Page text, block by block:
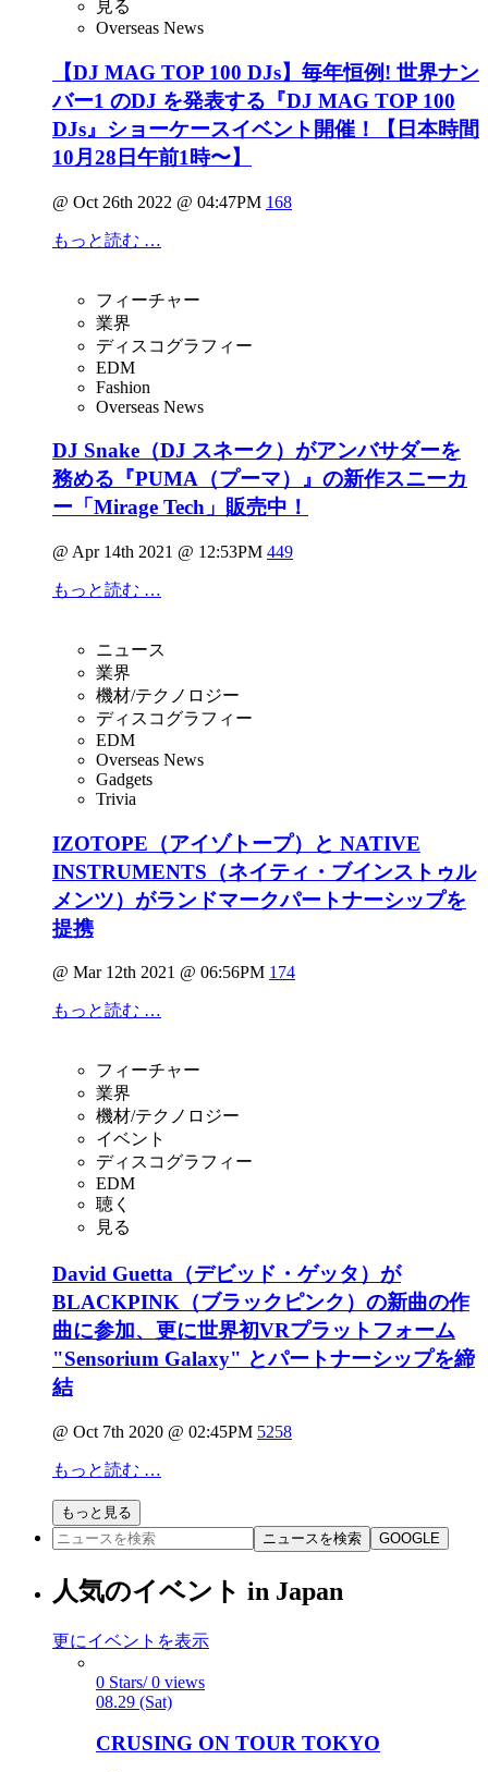
見る
Overseas News
【DJ MAG TOP 100 DJs】毎年恒例! 世界ナン
バー1 のDJ を発表する『DJ MAG TOP 100
DJs』ショーケースイベント開催！【日本時間
10月28日午前1時〜】
@ Oct 26th 2022 @ 04:47PM 168
もっと読む …
フィーチャー
業界
ディスコグラフィー
EDM
Fashion
Overseas News
DJ Snake（DJ スネーク）がアンバサダーを
務める『PUMA（プーマ）』の新作スニーカ
ー「Mirage Tech」販売中！
@ Apr 14th 2021 @ 12:53PM 449
もっと読む …
ニュース
業界
機材/テクノロジー
ディスコグラフィー
EDM
Overseas News
Gadgets
Trivia
IZOTOPE（アイゾトープ）と NATIVE
INSTRUMENTS（ネイティ・ブインストゥル
メンツ）がランドマークパートナーシップを
提携
@ Mar 12th 2021 @ 06:56PM 174
もっと読む …
フィーチャー
業界
機材/テクノロジー
イベント
ディスコグラフィー
EDM
聴く
見る
David Guetta（デビッド・ゲッタ）が
BLACKPINK（ブラックピンク）の新曲の作
曲に参加、更に世界初VRプラットフォーム
"Sensorium Galaxy" とパートナーシップを締
結
@ Oct 7th 2020 @ 02:45PM 5258
もっと読む …
もっと見る
ニュースを検索
GOOGLE
人気のイベント in Japan
更にイベントを表示
0 Stars/ 0 views
08.29 (Sat)
CRUSING ON TOUR TOKYO